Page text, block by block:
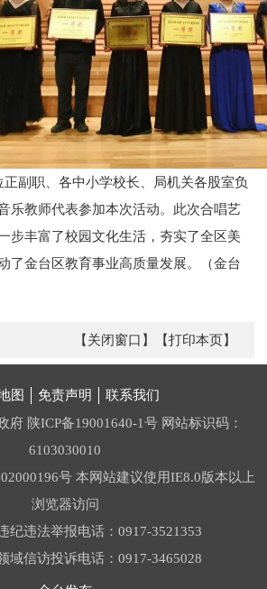
正副职、各中小学校长、局机关各股室负
乐教师代表参加本次活动。此次合唱艺
步丰富了校园文化生活，夯实了全区美
了金台区教育事业高质量发展。（金台
【打印本页】
【关闭窗口】
图 免责声明
联系我们
府 陕ICP备19001640-1号 网站标识码：
6103030010
号 本网站建议使用IE8.0版本以上
浏览器访问
纪违法举报电话：0917-3521353
域信访投诉电话：0917-3465028